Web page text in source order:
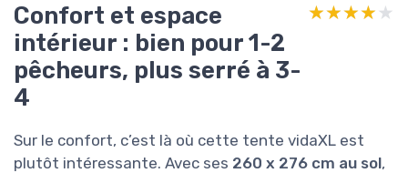
Confort et espace
intérieur : bien pour 1-2
pêcheurs, plus serré à 3-
4
★★★★★
★★★★★
Sur le confort, c’est là où cette tente vidaXL est
plutôt intéressante. Avec ses 260 x 276 cm au sol,